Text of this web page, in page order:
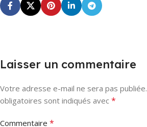
Laisser un commentaire
Votre adresse e-mail ne sera pas publiée.
obligatoires sont indiqués avec *
Commentaire *